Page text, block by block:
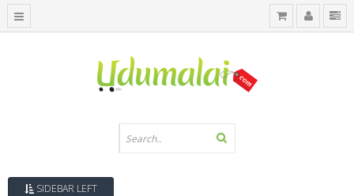
SIDEBAR LEFT